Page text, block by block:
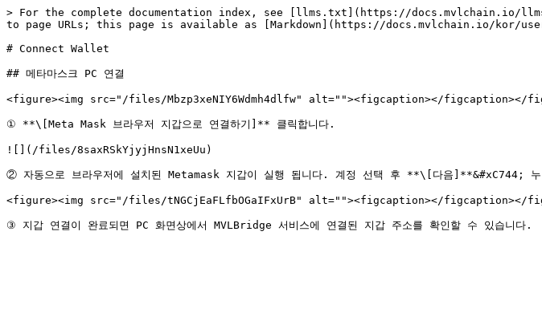
> For the complete documentation index, see [llms.txt](https://docs.mvlchain.io/
to page URLs; this page is available as [Markdown](https://docs.mvlchain.io/kor/
# Connect Wallet
## 메타마스크 PC 연결
<figure><img src="/files/Mbzp3xeNIY6Wdmh4dlfw" alt=""><figcaption></figcaption></
① **\[Meta Mask 브라우저 지갑으로 연결하기]** 클릭합니다.
![](/files/8saxRSkYjyjHnsN1xeUu)
② 자동으로 브라우저에 설치된 Metamask 지갑이 실행 됩니다. 계정 선택 후 **\[다음]**&#xC744; 누
<figure><img src="/files/tNGCjEaFLfbOGaIFxUrB" alt=""><figcaption></figcaption></